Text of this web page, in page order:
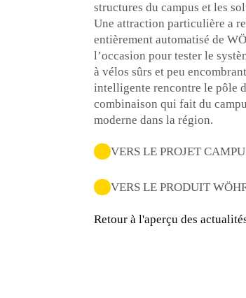
structures du campus et les
Une attraction particulière a
entièrement automatisé de
l’occasion pour tester le
à vélos sûrs et peu
intelligente rencontre le pôle
combinaison qui fait du
moderne dans la région.
VERS LE PROJET
VERS LE PRODUIT
Retour à l'aperçu des